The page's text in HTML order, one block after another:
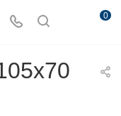
0